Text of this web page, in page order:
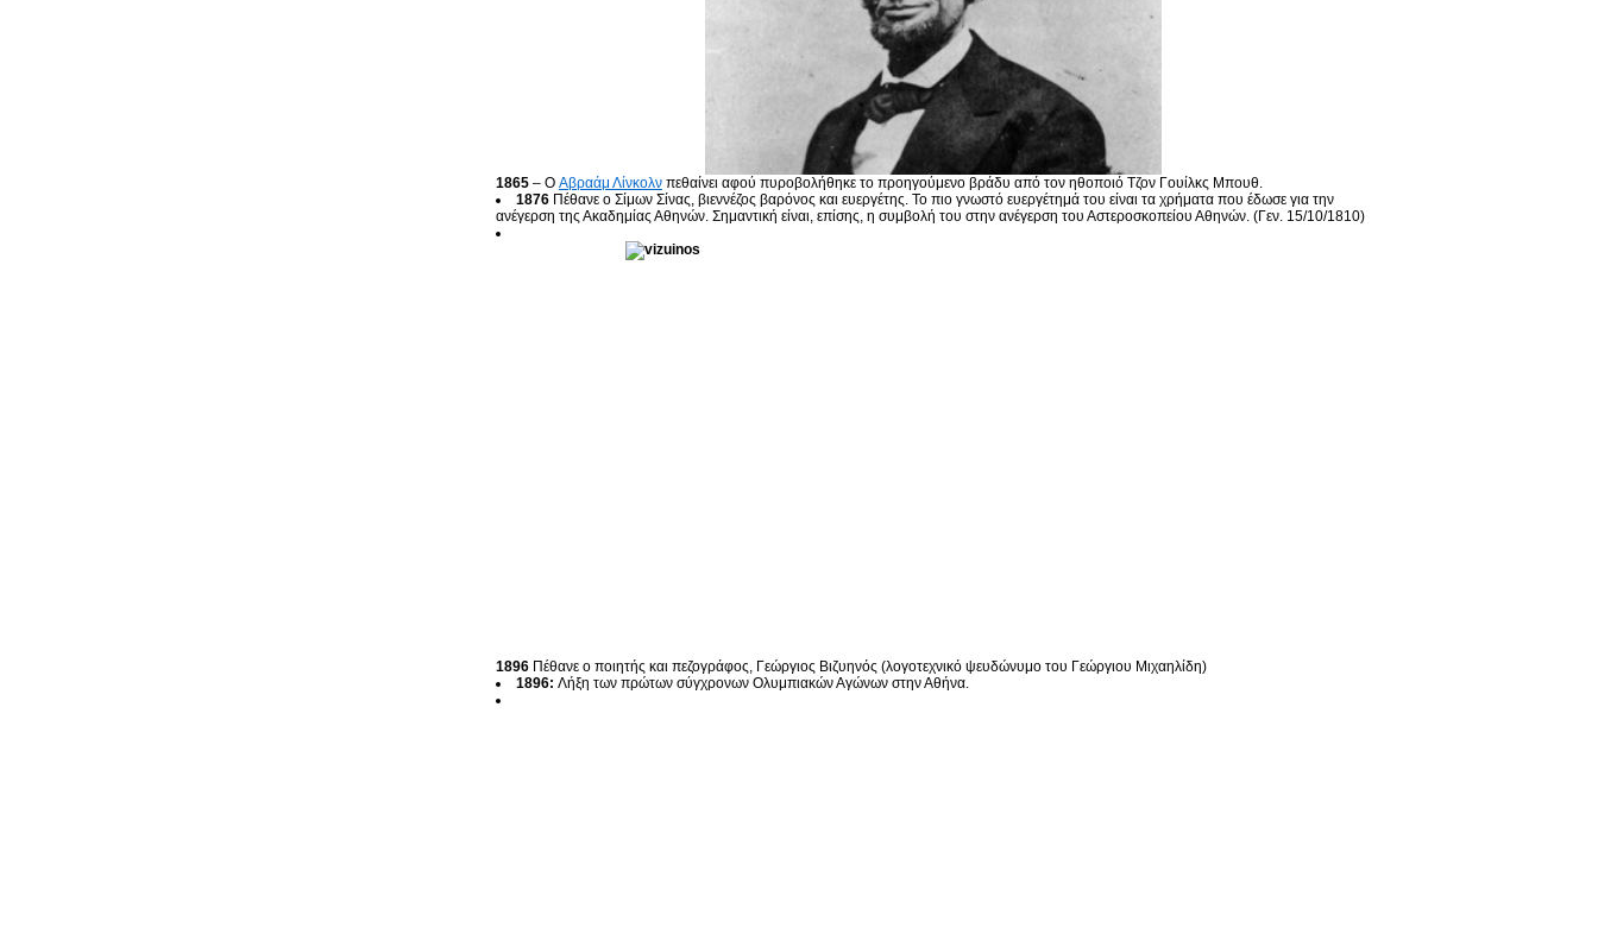
1865 – Ο Αβραάμ Λίνκολν πεθαίνει αφού πυροβολήθηκε το προηγούμενο βράδυ από τον ηθοποιό Τζον Γουίλκς Μπουθ.
1876 Πέθανε ο Σίμων Σίνας, βιεννέζος βαρόνος και ευεργέτης. Το πιο γνωστό ευεργέτημά του είναι τα χρήματα που έδωσε για την
ανέγερση της Ακαδημίας Αθηνών. Σημαντική είναι, επίσης, η συμβολή του στην ανέγερση του Αστεροσκοπείου Αθηνών. (Γεν. 15/10/1810)
1896 Πέθανε ο ποιητής και πεζογράφος, Γεώργιος Βιζυηνός (λογοτεχνικό ψευδώνυμο του Γεώργιου Μιχαηλίδη)
1896: Λήξη των πρώτων σύγχρονων Ολυμπιακών Αγώνων στην Αθήνα.